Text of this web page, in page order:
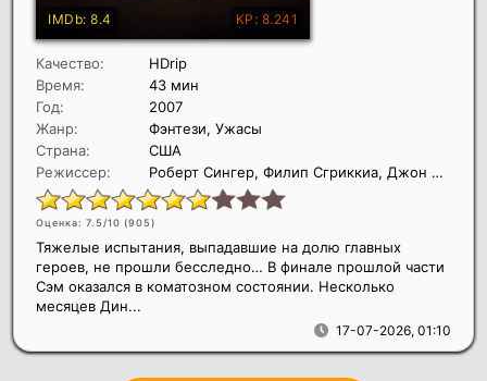
Качество:
HDrip
Время:
43 мин
Год:
2007
Жанр:
Фэнтези, Ужасы
Страна:
США
Режиссер:
Роберт Сингер, Филип Сгриккиа, Джон Шоуолтер
Оценка: 7.5/10 (905)
17-07-2026, 01:10
Тяжелые испытания, выпадавшие на долю главных
героев, не прошли бесследно… В финале прошлой части
Сэм оказался в коматозном состоянии. Несколько
месяцев Дин...